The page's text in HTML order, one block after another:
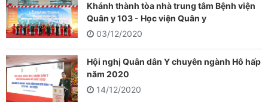
Khánh thành tòa nhà trung tâm Bệnh viện
Quân y 103 - Học viện Quân y
03/12/2020
Hội nghị Quân dân Y chuyên ngành Hô hấp
năm 2020
14/12/2020